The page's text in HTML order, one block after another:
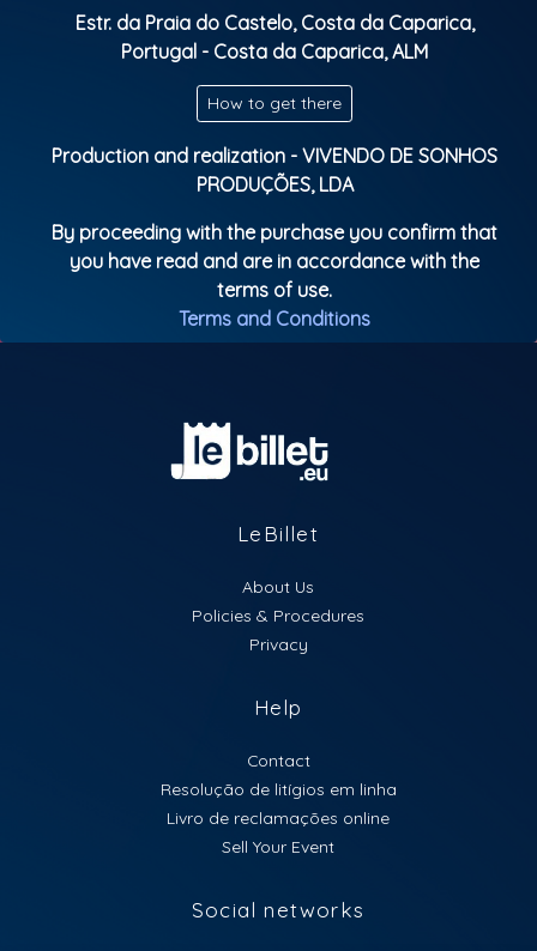
Estr. da Praia do Castelo, Costa da Caparica,
Portugal - Costa da Caparica, ALM
How to get there
Production and realization - VIVENDO DE SONHOS
PRODUÇÕES, LDA
By proceeding with the purchase you confirm that
you have read and are in accordance with the
terms of use.
Terms and Conditions
LeBillet
About Us
Policies & Procedures
Privacy
Help
Contact
Resolução de litígios em linha
Livro de reclamações online
Sell Your Event
Social networks